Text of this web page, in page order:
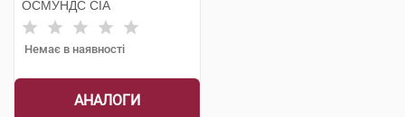
1 шт
ОСМУНДС СІА
Немає в наявності
АНАЛОГИ